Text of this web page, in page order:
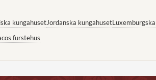
kungahusetJordanska kungahuset
furstehus